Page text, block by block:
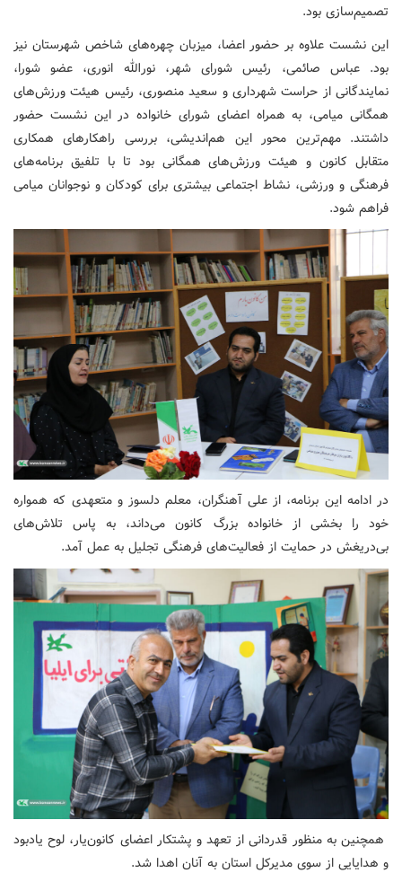
تصمیم‌سازی بود.
این نشست علاوه بر حضور اعضا، میزبان چهره‌های شاخص شهرستان نیز
بود. عباس صائمی، رئیس شورای شهر، نورالله انوری، عضو شورا،
نمایندگانی از حراست شهرداری و سعید منصوری، رئیس هیئت ورزش‌های
همگانی میامی، به همراه اعضای شورای خانواده در این نشست حضور
داشتند. مهم‌ترین محور این هم‌اندیشی، بررسی راهکارهای همکاری
متقابل کانون و هیئت ورزش‌های همگانی بود تا با تلفیق برنامه‌های
فرهنگی و ورزشی، نشاط اجتماعی بیشتری برای کودکان و نوجوانان میامی
فراهم شود.
در ادامه این برنامه، از علی آهنگران، معلم دلسوز و متعهدی که همواره
خود را بخشی از خانواده بزرگ کانون می‌داند، به پاس تلاش‌های
بی‌دریغش در حمایت از فعالیت‌های فرهنگی تجلیل به عمل آمد.
همچنین به منظور قدردانی از تعهد و پشتکار اعضای کانون‌یار، لوح یادبود
و هدایایی از سوی مدیرکل استان به آنان اهدا شد.